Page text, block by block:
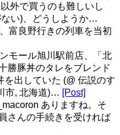
外で買うのも難しいし
い)、どうしようか…
富良野行きの列車を当初
モール旭川駅前店、「北
勝豚丼のタレをブレンド
出していた (@ 伝説のす
市, 北海道)… [Post]
ありますね。そ
さんの手続きを受ければ